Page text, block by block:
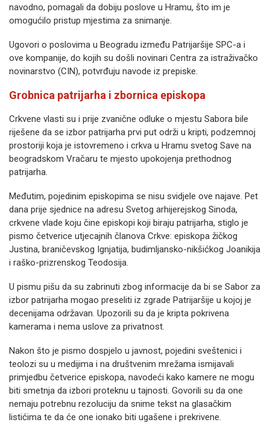
navodno, pomagali da dobiju poslove u Hramu, što im je
omogućilo pristup mjestima za snimanje.
Ugovori o poslovima u Beogradu između Patrijaršije SPC-a i
ove kompanije, do kojih su došli novinari Centra za istraživačko
novinarstvo (CIN), potvrđuju navode iz prepiske.
Grobnica patrijarha i zbornica episkopa
Crkvene vlasti su i prije zvanične odluke o mjestu Sabora bile
riješene da se izbor patrijarha prvi put održi u kripti, podzemnoj
prostoriji koja je istovremeno i crkva u Hramu svetog Save na
beogradskom Vračaru te mjesto upokojenja prethodnog
patrijarha.
Međutim, pojedinim episkopima se nisu svidjele ove najave. Pet
dana prije sjednice na adresu Svetog arhijerejskog Sinoda,
crkvene vlade koju čine episkopi koji biraju patrijarha, stiglo je
pismo četverice utjecajnih članova Crkve: episkopa žičkog
Justina, braničevskog Ignjatija, budimljansko-nikšićkog Joanikija
i raško-prizrenskog Teodosija.
U pismu pišu da su zabrinuti zbog informacije da bi se Sabor za
izbor patrijarha mogao preseliti iz zgrade Patrijaršije u kojoj je
decenijama održavan. Upozorili su da je kripta pokrivena
kamerama i nema uslove za privatnost.
Nakon što je pismo dospjelo u javnost, pojedini sveštenici i
teolozi su u medijima i na društvenim mrežama ismijavali
primjedbu četverice episkopa, navodeći kako kamere ne mogu
biti smetnja da izbori proteknu u tajnosti. Govorili su da one
nemaju potrebnu rezoluciju da snime tekst na glasačkim
listićima te da će one ionako biti ugašene i prekrivene.